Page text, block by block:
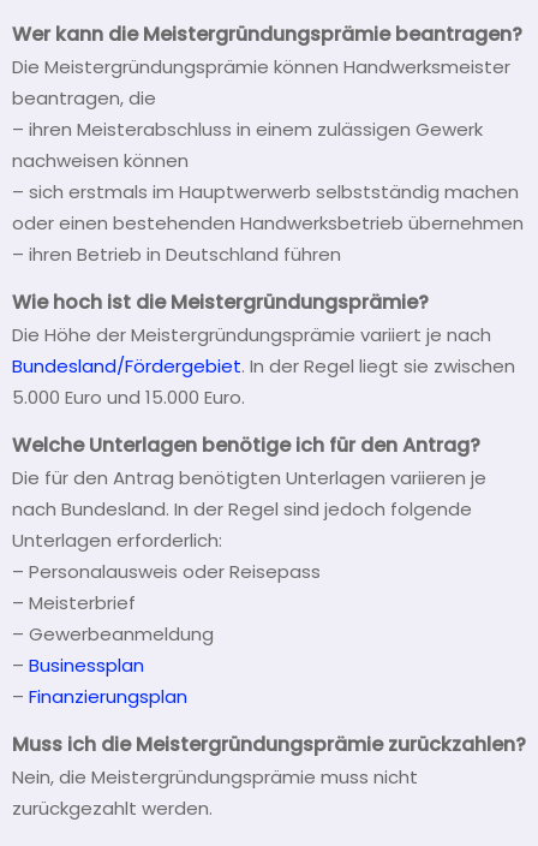
Wer kann die Meistergründungsprämie beantragen?
Die Meistergründungsprämie können Handwerksmeister
beantragen, die
– ihren Meisterabschluss in einem zulässigen Gewerk
nachweisen können
– sich erstmals im Hauptwerwerb selbstständig machen
oder einen bestehenden Handwerksbetrieb übernehmen
– ihren Betrieb in Deutschland führen
Wie hoch ist die Meistergründungsprämie?
Die Höhe der Meistergründungsprämie variiert je nach
Bundesland/Fördergebiet. In der Regel liegt sie zwischen
5.000 Euro und 15.000 Euro.
Welche Unterlagen benötige ich für den Antrag?
Die für den Antrag benötigten Unterlagen variieren je
nach Bundesland. In der Regel sind jedoch folgende
Unterlagen erforderlich:
– Personalausweis oder Reisepass
– Meisterbrief
– Gewerbeanmeldung
– Businessplan
– Finanzierungsplan
Muss ich die Meistergründungsprämie zurückzahlen?
Nein, die Meistergründungsprämie muss nicht
zurückgezahlt werden.